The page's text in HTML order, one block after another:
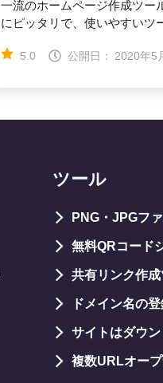
一流のホームページ作成ツー
にピッタリで、使いやすいツ
5.0 公開日： 2020年5
ツール
PNG・JPGフ
無料QRコード
共有リンク作
ドメイン名の
サイトはダウン
複数URLオー